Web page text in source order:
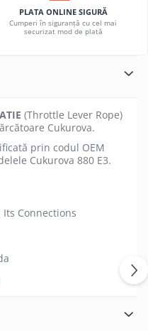
PLATA ONLINE SIGURĂ
Cumperi în siguranță cu cel mai
securizat mod de plată
(Throttle Lever Rope)
Cukurova.
prin codul OEM
Cukurova 880 E3.
Connections